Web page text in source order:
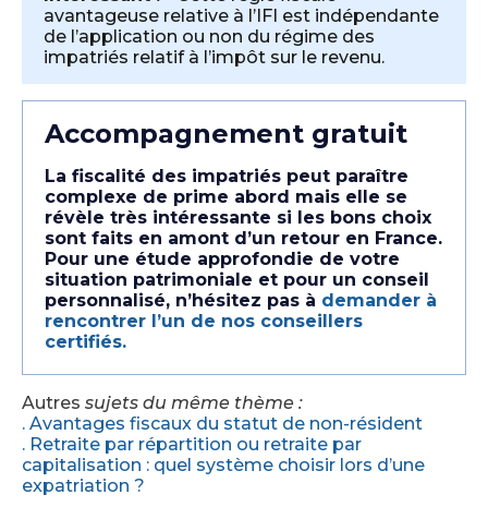
avantageuse relative à l’IFI est indépendante
de l’application ou non du régime des
impatriés relatif à l’impôt sur le revenu.
Accompagnement gratuit
La fiscalité des impatriés peut paraître
complexe de prime abord mais elle se
révèle très intéressante si les bons choix
sont faits en amont d’un retour en France.
Pour une étude approfondie de votre
situation patrimoniale et pour un conseil
personnalisé, n’hésitez pas à demander à
rencontrer l’un de nos conseillers
certifiés.
Autres sujets du même thème :
. Avantages fiscaux du statut de non-résident​
. Retraite par répartition ou retraite par
capitalisation : quel système choisir lors d’une
expatriation ?